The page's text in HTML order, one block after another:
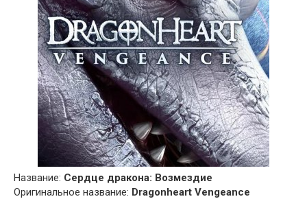
Название: Сердце дракона: Возмездие
Оригинальное название: Dragonheart Vengeance